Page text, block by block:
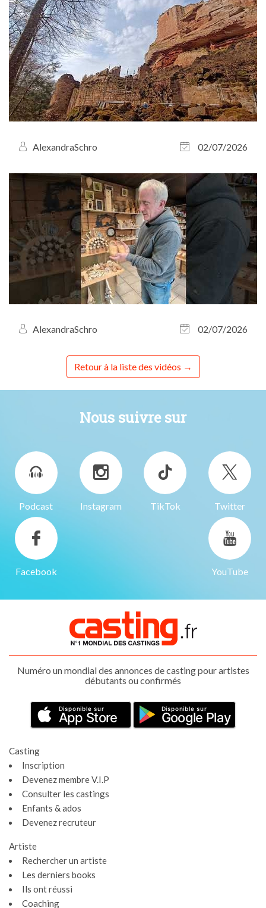
AlexandraSchro 02/07/2026
AlexandraSchro 02/07/2026
Retour à la liste des vidéos
Nous suivre sur
Podcast Instagram TikTok Twitter
Facebook YouTube
Numéro un mondial des annonces de casting pour artistes
débutants ou confirmés
Disponible sur
App Store
Disponible sur
Google Play
Casting
Inscription
Devenez membre V.I.P
Consulter les castings
Enfants & ados
Devenez recruteur
Artiste
Rechercher un artiste
Les derniers books
Ils ont réussi
Coaching